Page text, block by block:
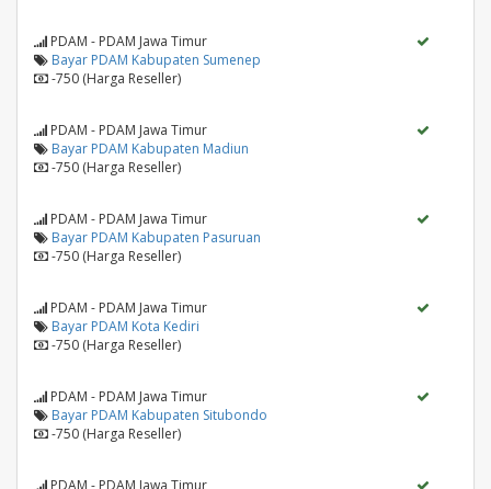
PDAM - PDAM Jawa Timur
Bayar PDAM Kabupaten Sumenep
-750 (Harga Reseller)
PDAM - PDAM Jawa Timur
Bayar PDAM Kabupaten Madiun
-750 (Harga Reseller)
PDAM - PDAM Jawa Timur
Bayar PDAM Kabupaten Pasuruan
-750 (Harga Reseller)
PDAM - PDAM Jawa Timur
Bayar PDAM Kota Kediri
-750 (Harga Reseller)
PDAM - PDAM Jawa Timur
Bayar PDAM Kabupaten Situbondo
-750 (Harga Reseller)
PDAM - PDAM Jawa Timur